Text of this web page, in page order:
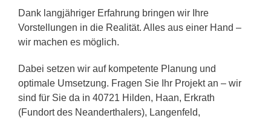
Dank langjähriger Erfahrung bringen wir Ihre
Vorstellungen in die Realität. Alles aus einer Hand –
wir machen es möglich.
Dabei setzen wir auf kompetente Planung und
optimale Umsetzung. Fragen Sie Ihr Projekt an – wir
sind für Sie da in 40721 Hilden, Haan, Erkrath
(Fundort des Neanderthalers), Langenfeld,